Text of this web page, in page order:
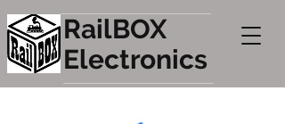
RailBOX
Electronics